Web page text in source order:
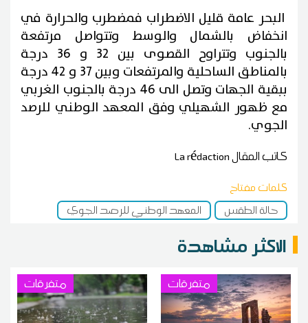
البحر عامة قليل الاضطراب فمضطرب والحرارة في
انخفاض بالشمال والوسط وتتواصل مرتفعة
بالجنوب وتتراوح القصوى بين 32 و 36 درجة
بالمناطق الساحلية والمرتفعات وبين 37 و 42 درجة
ببقية الجهات وتصل الى 46 درجة بالجنوب الغربي
مع ظهور الشهيلي وفق المعهد الوطني للرصد
الجوي.
كاتب المقالLa rédaction
كلمات مفتاح
حالة الطقس
المعهد الوطني للرصد الجوي
الاكثر مشاهدة
متفرقات متفرقات